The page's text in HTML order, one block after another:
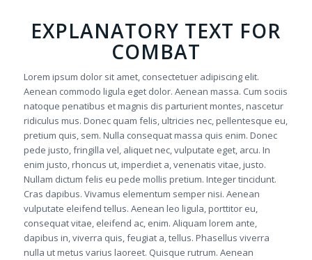
EXPLANATORY TEXT FOR
COMBAT
Lorem ipsum dolor sit amet, consectetuer adipiscing elit.
Aenean commodo ligula eget dolor. Aenean massa. Cum sociis
natoque penatibus et magnis dis parturient montes, nascetur
ridiculus mus. Donec quam felis, ultricies nec, pellentesque eu,
pretium quis, sem. Nulla consequat massa quis enim. Donec
pede justo, fringilla vel, aliquet nec, vulputate eget, arcu. In
enim justo, rhoncus ut, imperdiet a, venenatis vitae, justo.
Nullam dictum felis eu pede mollis pretium. Integer tincidunt.
Cras dapibus. Vivamus elementum semper nisi. Aenean
vulputate eleifend tellus. Aenean leo ligula, porttitor eu,
consequat vitae, eleifend ac, enim. Aliquam lorem ante,
dapibus in, viverra quis, feugiat a, tellus. Phasellus viverra
nulla ut metus varius laoreet. Quisque rutrum. Aenean